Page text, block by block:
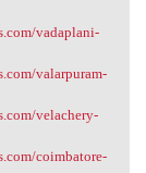
vadaplani-
valarpuram-
velachery-
coimbatore-